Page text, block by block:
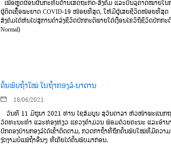
ເພື່ອຫຼຸດຜ່ອນຜົນກະທົບດ້ານເສດຖະກິດ-ສັງຄົມ ແລະບັນລຸຄາດໝາຍໃນ
ຜູ້ຕິດເຊື້ອພະຍາດ COVID-19 ໜ້ອຍທີ່ສຸດ, ໃຫ້ມີຜູ້ເສຍຊີວິດໜ້ອຍທີ່ສຸດ
ສັງຄົມໄດ້ຫັນໄປສູ່ການດຳລົງຊີວິດປົກກະຕິພາຍໃຕ້ເງື່ອນໄຂວິຖີຊີວິດປົກກະ
Normal)
ຄົ້ນພົບຖໍ້າໃໝ່ ໃນຖໍ້າກອງລໍ-ນາຕານ
18/06/2021
ວັນທີ 11 ມິຖຸນາ 2021 ທ່ານ ໄຊສົມບູນ ສຸວັນດາລາ ຫົວໜ້າພະແນກຖ
ວັດທະນະທຳ ແລະທ່ອງທ່ຽວ ແຂວງຄຳມ່ວນ ພ້ອມດ້ວຍຄະນະ ແລະອຳນ
ປົກຄອງບ້ານກອງລໍໄດ້ເຂົ້າຕິດຕາມ, ກວດກາຖໍ້າທີ່ຖືກຄົ້ນພົບໃໝ່ທີ່ມີຄວາ
ງົດງາມບໍ່ແພ້ຖໍ້າອື່ນໆ ທີ່ເຄີຍໄດ້ຄົ້ນພົບມາກ່ອນ.